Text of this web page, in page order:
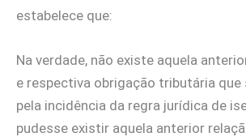
estabelece que:
Na verdade, não existe aquela
e respectiva obrigação tributária
pela incidência da regra jurídica de
pudesse existir aquela anterior